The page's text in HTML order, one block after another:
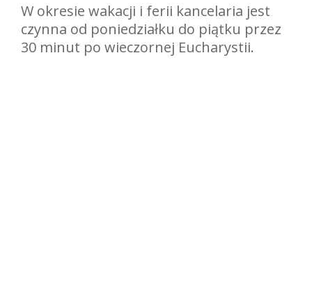
W okresie wakacji i ferii kancelaria jest
czynna od poniedziałku do piątku przez
30 minut po wieczornej Eucharystii.